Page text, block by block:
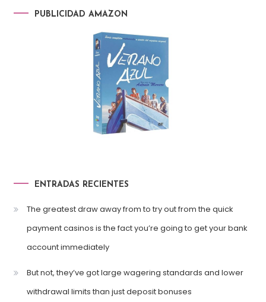
PUBLICIDAD AMAZON
ENTRADAS RECIENTES
The greatest draw away from to try out from the quick
payment casinos is the fact you’re going to get your bank
account immediately
But not, they’ve got large wagering standards and lower
withdrawal limits than just deposit bonuses